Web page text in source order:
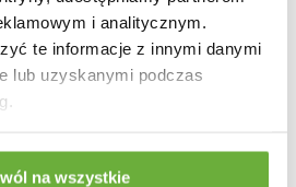
i analitycznym.
te informacje z innymi danymi
lub uzyskanymi podczas
na wszystkie
EKOSKÓRA 62-83 CM